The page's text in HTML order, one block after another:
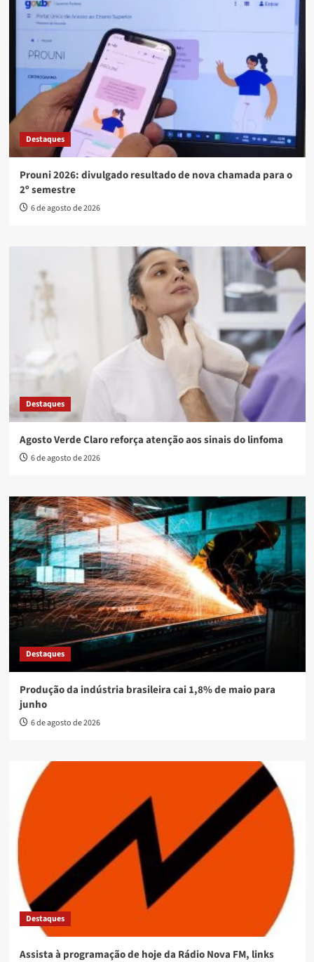
Destaques
Prouni 2026: divulgado resultado de nova chamada para o
2º semestre
6 de agosto de 2026
Destaques
Agosto Verde Claro reforça atenção aos sinais do linfoma
6 de agosto de 2026
Destaques
Produção da indústria brasileira cai 1,8% de maio para
junho
6 de agosto de 2026
Destaques
Assista à programação de hoje da Rádio Nova FM, links